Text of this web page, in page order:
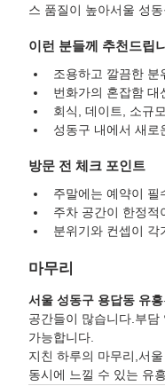
스 품질이 높아서울 성
이런 분들께 추천드립
조용하고 깔끔한 분
번화가의 혼잡함 대
회식, 데이트, 소규
성동구 내에서 새로
방문 전 체크 포인트
주말에는 예약이 필
주차 공간이 한정적
분위기와 컨셉이 각
마무리
서울 성동구 용답동 유흥
공간들이 많습니다.부
가능합니다.
지친 하루의 마무리,서
동시에 느낄 수 있는 유